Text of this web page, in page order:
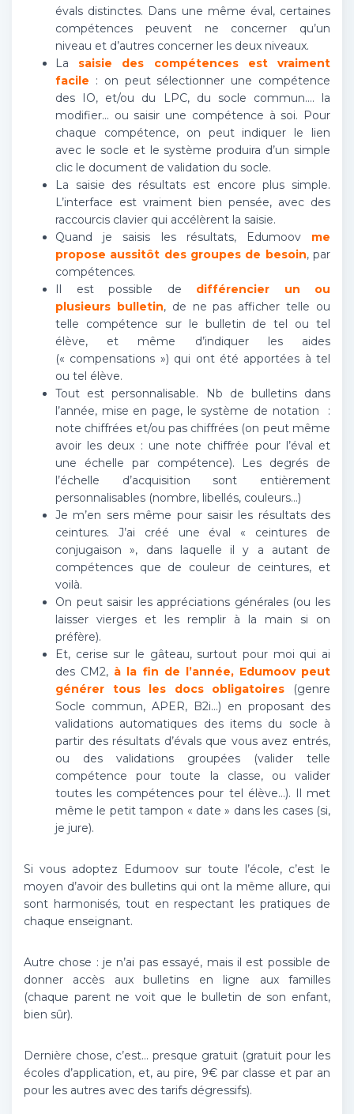
évals distinctes. Dans une même éval, certaines
compétences peuvent ne concerner qu’un
niveau et d’autres concerner les deux niveaux.
La saisie des compétences est vraiment
facile : on peut sélectionner une compétence
des IO, et/ou du LPC, du socle commun…. la
modifier… ou saisir une compétence à soi. Pour
chaque compétence, on peut indiquer le lien
avec le socle et le système produira d’un simple
clic le document de validation du socle.
La saisie des résultats est encore plus simple.
L’interface est vraiment bien pensée, avec des
raccourcis clavier qui accélèrent la saisie.
Quand je saisis les résultats, Edumoov me
propose aussitôt des groupes de besoin, par
compétences.
Il est possible de différencier un ou
plusieurs bulletin, de ne pas afficher telle ou
telle compétence sur le bulletin de tel ou tel
élève, et même d’indiquer les aides
(« compensations ») qui ont été apportées à tel
ou tel élève.
Tout est personnalisable. Nb de bulletins dans
l’année, mise en page, le système de notation :
note chiffrées et/ou pas chiffrées (on peut même
avoir les deux : une note chiffrée pour l’éval et
une échelle par compétence). Les degrés de
l’échelle d’acquisition sont entièrement
personnalisables (nombre, libellés, couleurs…)
Je m’en sers même pour saisir les résultats des
ceintures. J’ai créé une éval « ceintures de
conjugaison », dans laquelle il y a autant de
compétences que de couleur de ceintures, et
voilà.
On peut saisir les appréciations générales (ou les
laisser vierges et les remplir à la main si on
préfère).
Et, cerise sur le gâteau, surtout pour moi qui ai
des CM2, à la fin de l’année, Edumoov peut
générer tous les docs obligatoires
(genre
Socle commun, APER, B2i…) en proposant des
validations automatiques des items du socle à
partir des résultats d’évals que vous avez entrés,
ou des validations groupées (valider telle
compétence pour toute la classe, ou valider
toutes les compétences pour tel élève…). Il met
même le petit tampon « date » dans les cases (si,
je jure).
Si vous adoptez Edumoov sur toute l’école, c’est le
moyen d’avoir des bulletins qui ont la même allure, qui
sont harmonisés, tout en respectant les pratiques de
chaque enseignant.
Autre chose : je n’ai pas essayé, mais il est possible de
donner accès aux bulletins en ligne aux familles
(chaque parent ne voit que le bulletin de son enfant,
bien sûr).
Dernière chose, c’est… presque gratuit (gratuit pour les
écoles d’application, et, au pire, 9€ par classe et par an
pour les autres avec des tarifs dégressifs).